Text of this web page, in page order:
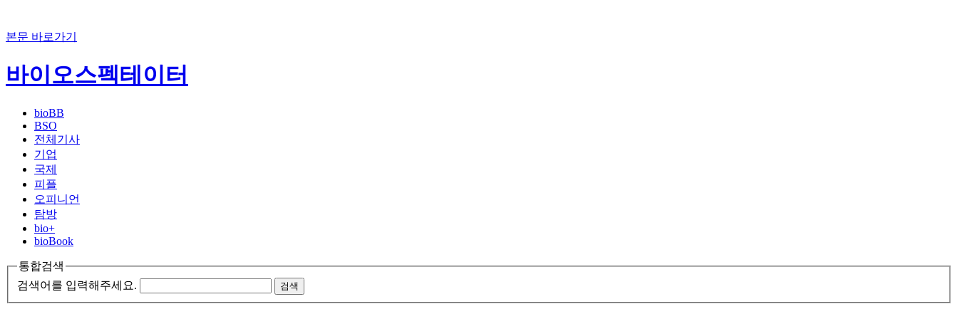
본문 바로가기
바이오스펙테이터
bioBB
BSO
전체기사
기업
국제
피플
오피니언
탐방
bio+
bioBook
통합검색
검색어를 입력해주세요.
검색